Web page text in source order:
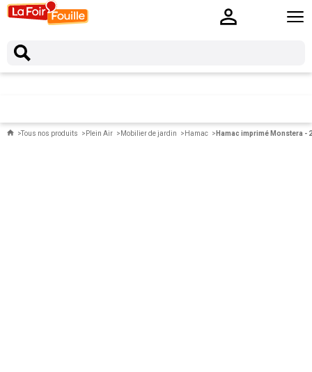
Tous nos produits Plein Air Mobilier de jardin Hamac